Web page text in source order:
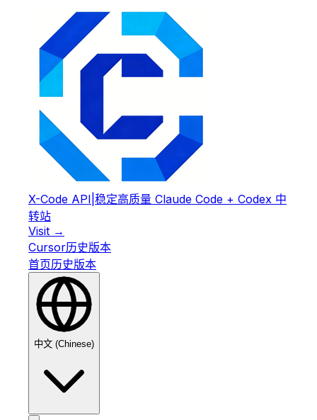
X-Code API 稳定高质量 Claude Code + Codex 中
转站
Visit →
Cursor历史版本
首页历史版本
中文 (Chinese)